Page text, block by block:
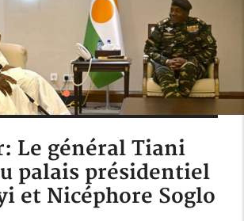
Le général Tiani
palais présidentiel
et Nicéphore Soglo